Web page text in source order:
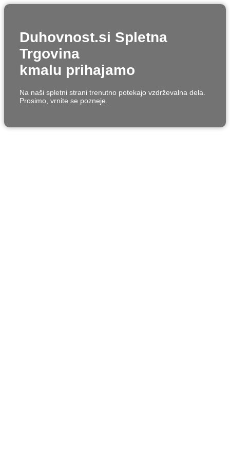
Duhovnost.si Spletna
Trgovina
kmalu prihajamo
Na naši spletni strani trenutno potekajo vzdrževalna dela.
Prosimo, vrnite se pozneje.